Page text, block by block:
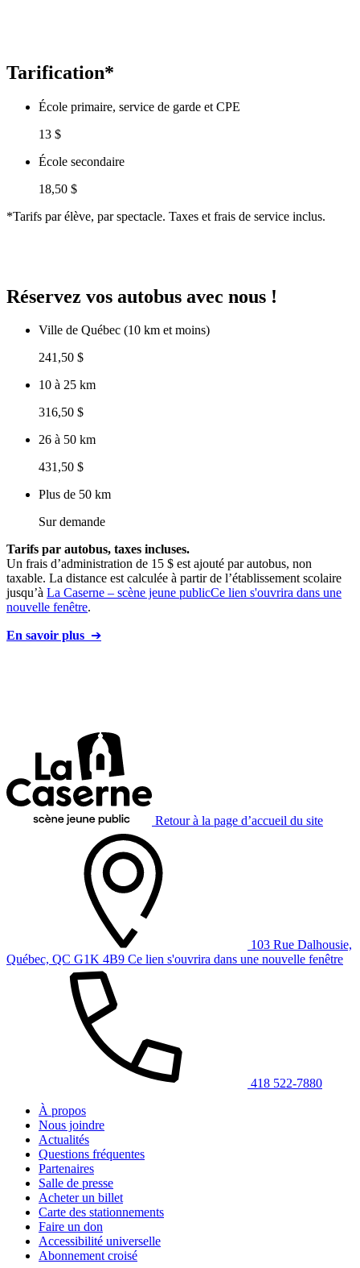
Tarification*
École primaire, service de garde et CPE
13 $
École secondaire
18,50 $
*Tarifs par élève, par spectacle. Taxes et frais de service inclus.
Réservez vos autobus avec nous !
Ville de Québec (10 km et moins)
241,50 $
10 à 25 km
316,50 $
26 à 50 km
431,50 $
Plus de 50 km
Sur demande
Tarifs par autobus, taxes incluses.
Un frais d’administration de 15 $ est ajouté par autobus, non
taxable. La distance est calculée à partir de l’établissement scolaire
jusqu’à La Caserne – scène jeune publicCe lien s'ouvrira dans une
nouvelle fenêtre.
En savoir plus ➔
Retour à la page d’accueil du site
103 Rue Dalhousie,
Québec, QC G1K 4B9 Ce lien s'ouvrira dans une nouvelle fenêtre
418 522-7880
À propos
Nous joindre
Actualités
Questions fréquentes
Partenaires
Salle de presse
Acheter un billet
Carte des stationnements
Faire un don
Accessibilité universelle
Abonnement croisé